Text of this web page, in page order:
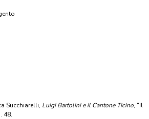
Succhiarelli, Luigi Bartolini e il Cantone Ticino, "Il
48.